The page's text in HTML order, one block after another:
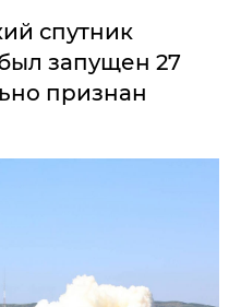
спутник
запущен 27
признан